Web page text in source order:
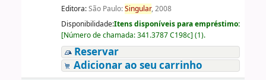
Editora:São Paulo:Singular, 2008
Disponibilidade:Itens disponíveis para empréstimo:
[Número de chamada:341.3787 C198c] (1).
Reservar
Adicionar ao seu carrinho